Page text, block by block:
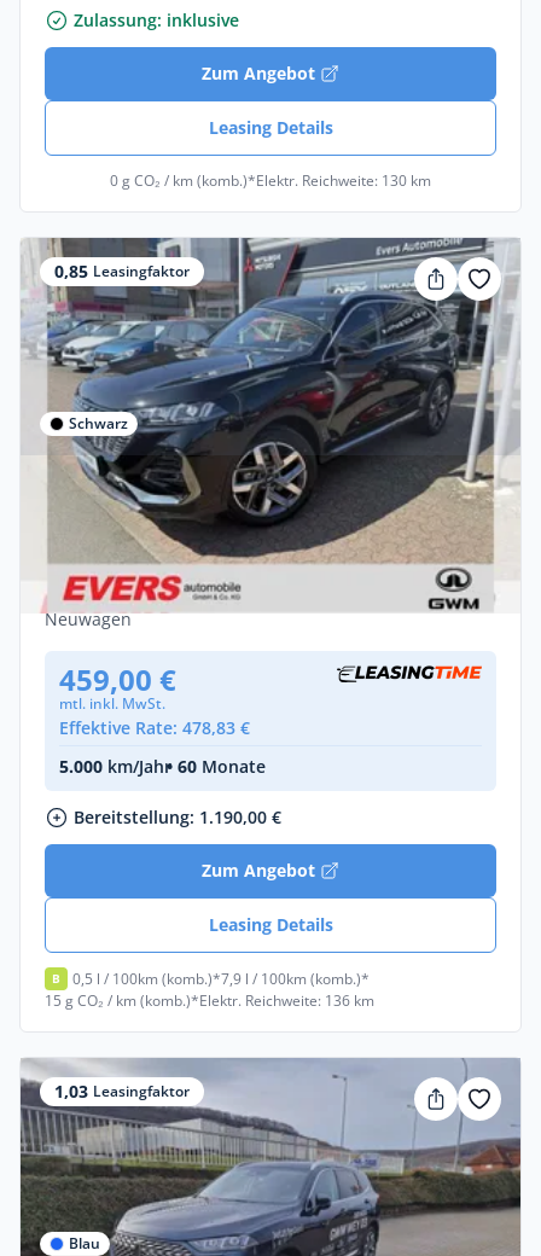
Zulassung: inklusive
Zum Angebot
Leasing Details
0 g CO₂ / km (komb.)*Elektr. Reichweite: 130 km
0,85 Leasingfaktor
Schwarz
Gewerbe
GWM WEY 03 Luxury *LED *Alcantara
*HUD *2 Tonnen Anhängelast
Benzin •Automatik •204 PS (150 kW)
Neuwagen
459,00 €
mtl. inkl. MwSt.
Effektive Rate: 478,83 €
5.000 km/Jahr• 60 Monate
Bereitstellung: 1.190,00 €
Zum Angebot
Leasing Details
B 0,5 l / 100km (komb.)*7,9 l / 100km (komb.)*
15 g CO₂ / km (komb.)*Elektr. Reichweite: 136 km
1,03 Leasingfaktor
Blau